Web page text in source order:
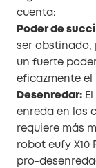
cuenta:
Poder de
ser obstinado,
un fuerte
eficazmente el
Desenredar:
enreda en los
requiere más
robot eufy
pro-